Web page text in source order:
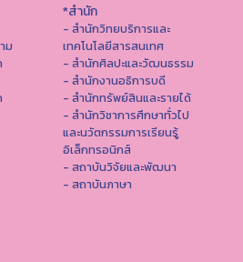
ม
*สำนัก
- สำนักวิทยบริการและ
เทคโนโลยีสารสนเทศ
- สํานักศิลปะและวัฒนธรรม
- สำนักงานอธิการบดี
- สำนักทรัพย์สินและรายได้
- สำนักวิชาการศึกษาทั่วไป
และนวัตกรรมการเรียนรู้
อิเล็กทรอนิกส์
- สถาบันวิจัยและพัฒนา
- สถาบันภาษา